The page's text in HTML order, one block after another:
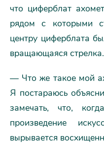
что циферблат
рядом с которыми
центру циферблата
вращающаяся стрелка.
— Что же такое мой
Я постараюсь
замечать, что,
произведение
вырывается